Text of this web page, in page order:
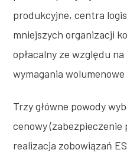
produkcyjne, centra
mniejszych organizacji
opłacalny ze względu
wymagania
Trzy główne powody
cenowy
realizacja zobowiązań